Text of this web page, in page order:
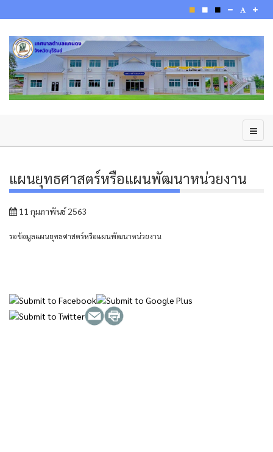
แผนยุทธศาสตร์หรือแผนพัฒนาหน่วยงาน
11 กุมภาพันธ์ 2563
รอข้อมูลแผนยุทธศาสตร์หรือแผนพัฒนาหน่วยงาน